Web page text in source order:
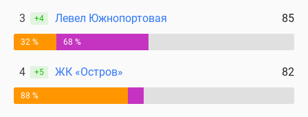
3 +4 Левел Южнопортовая 85
32 % 68 %
4 +5 ЖК «Остров» 82
88 %